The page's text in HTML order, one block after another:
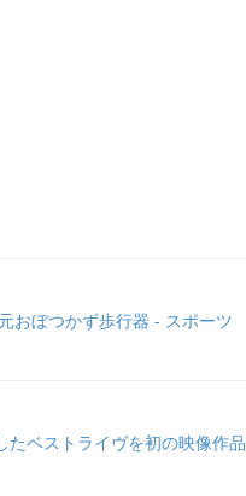
おぼつかず歩行器 - スポーツ
ベストライヴを初の映像作品